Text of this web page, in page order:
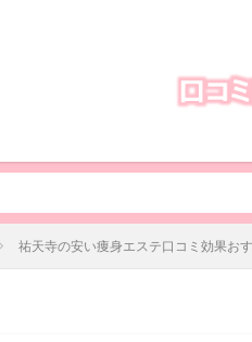
祐天寺の安い痩身エステ口コミ効果お